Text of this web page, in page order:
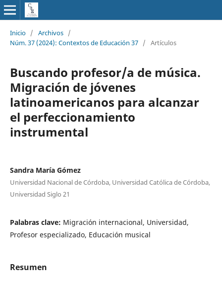
Inicio / Archivos /
Núm. 37 (2024): Contextos de Educación 37 / Artículos
Buscando profesor/a de música.
Migración de jóvenes
latinoamericanos para alcanzar
el perfeccionamiento
instrumental
Sandra María Gómez
Universidad Nacional de Córdoba, Universidad Católica de Córdoba,
Universidad Siglo 21
Palabras clave: Migración internacional, Universidad,
Profesor especializado, Educación musical
Resumen